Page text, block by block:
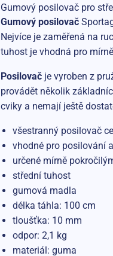
Gumový posilovač pro
Gumový posilovač
Nejvíce je zaměřená na
tuhost je vhodná pro
Posilovač je vyroben z
provádět několik
cviky a nemají ještě
všestranný posilovač
vhodné pro posilování
určené mírně
střední tuhost
gumová madla
délka táhla: 100 cm
tloušťka: 10 mm
odpor: 2,1 kg
materiál: guma